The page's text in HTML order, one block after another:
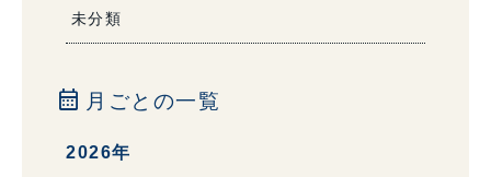
未分類
calendar_month 月ごとの一覧
2026年